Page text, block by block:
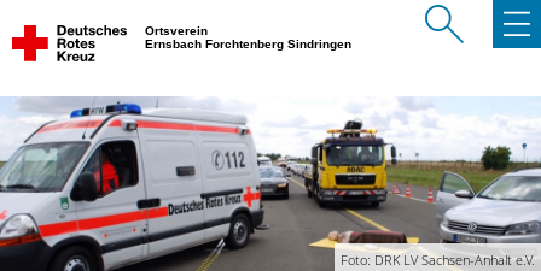
Ortsverein
Ernsbach Forchtenberg Sindringen
Foto: DRK LV Sachsen-Anhalt e.V.